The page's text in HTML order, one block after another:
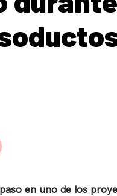
en uno de los